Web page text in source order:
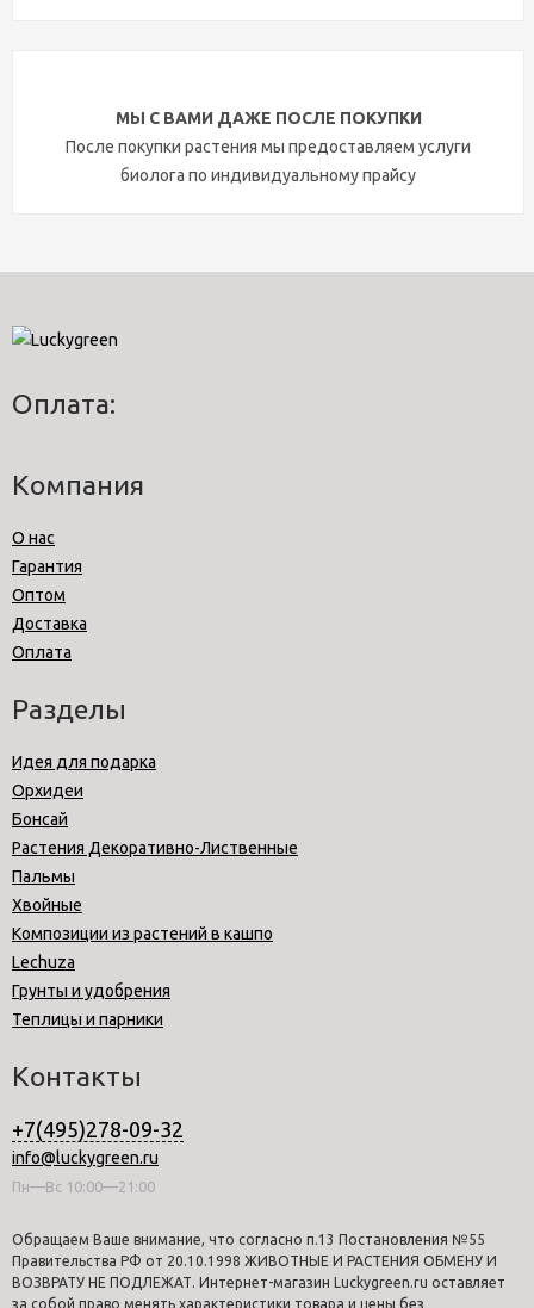
МЫ С ВАМИ ДАЖЕ ПОСЛЕ ПОКУПКИ
После покупки растения мы предоставляем услуги
биолога по индивидуальному прайсу
Оплата:
Компания
О нас
Гарантия
Оптом
Доставка
Оплата
Разделы
Идея для подарка
Орхидеи
Бонсай
Растения Декоративно-Лиственные
Пальмы
Хвойные
Композиции из растений в кашпо
Lechuza
Грунты и удобрения
Теплицы и парники
Контакты
+7(495)278-09-32
info@luckygreen.ru
Пн—Вс 10:00—21:00
Обращаем Ваше внимание, что согласно п.13 Постановления №55
Правительства РФ от 20.10.1998 ЖИВОТНЫЕ И РАСТЕНИЯ ОБМЕНУ И
ВОЗВРАТУ НЕ ПОДЛЕЖАТ. Интернет-магазин Luckygreen.ru оставляет
за собой право менять характеристики товара и цены без